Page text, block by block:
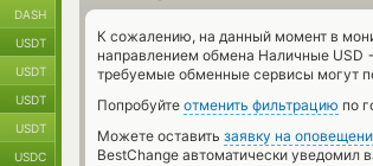
К сожалению, на данный момент в
направлением обмена Наличные USD
требуемые обменные сервисы могут
Попробуйте отменить фильтрацию по
Можете оставить заявку на
BestChange автоматически уведомил
DASH
USDT
USDT
USDT
USDT
USDC